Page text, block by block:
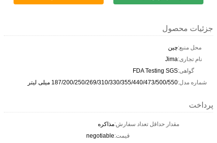
جزئیات محصول
محل منبع:چين
نام تجاری:Jima
گواهی:FDA Testing SGS
شماره مدل:187/200/250/269/310/330/355/440/473/500/550 میلی لیتر
پرداخت
مقدار حداقل تعداد سفارش:مذاکره
قیمت:negotiable